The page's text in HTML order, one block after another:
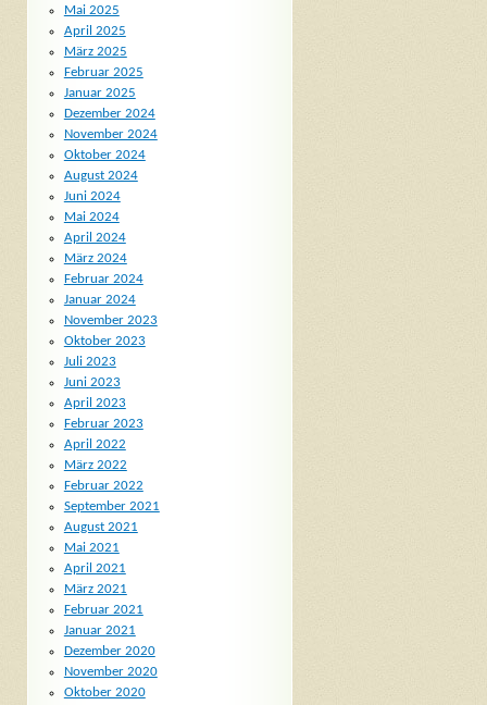
Mai 2025
April 2025
März 2025
Februar 2025
Januar 2025
Dezember 2024
November 2024
Oktober 2024
August 2024
Juni 2024
Mai 2024
April 2024
März 2024
Februar 2024
Januar 2024
November 2023
Oktober 2023
Juli 2023
Juni 2023
April 2023
Februar 2023
April 2022
März 2022
Februar 2022
September 2021
August 2021
Mai 2021
April 2021
März 2021
Februar 2021
Januar 2021
Dezember 2020
November 2020
Oktober 2020